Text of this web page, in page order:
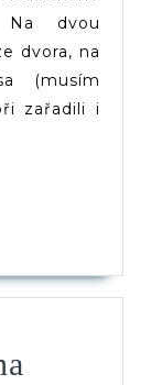
dvou
dvora, na
(musím
zařadili i